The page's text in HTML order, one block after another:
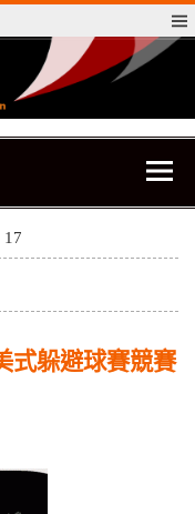
大學體育室
17
式躲避球賽競賽